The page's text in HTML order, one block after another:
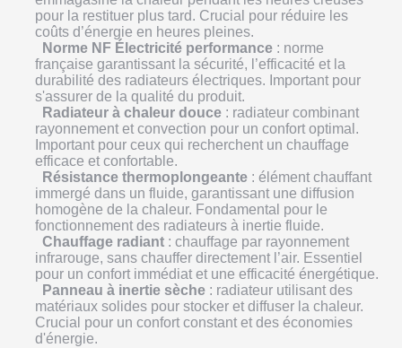
pour la restituer plus tard. Crucial pour réduire les
coûts d’énergie en heures pleines.
Norme NF Électricité performance : norme
française garantissant la sécurité, l’efficacité et la
durabilité des radiateurs électriques. Important pour
s'assurer de la qualité du produit.
Radiateur à chaleur douce : radiateur combinant
rayonnement et convection pour un confort optimal.
Important pour ceux qui recherchent un chauffage
efficace et confortable.
Résistance thermoplongeante : élément chauffant
immergé dans un fluide, garantissant une diffusion
homogène de la chaleur. Fondamental pour le
fonctionnement des radiateurs à inertie fluide.
Chauffage radiant : chauffage par rayonnement
infrarouge, sans chauffer directement l’air. Essentiel
pour un confort immédiat et une efficacité énergétique.
Panneau à inertie sèche : radiateur utilisant des
matériaux solides pour stocker et diffuser la chaleur.
Crucial pour un confort constant et des économies
d'énergie.